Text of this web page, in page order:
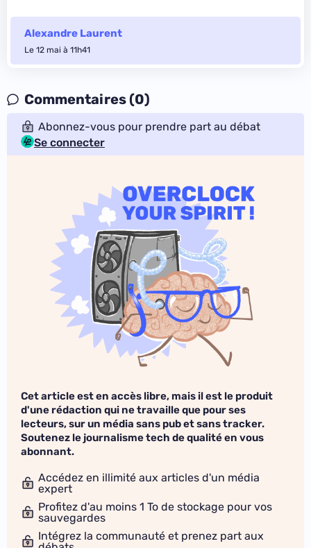
Alexandre Laurent
Le 12 mai à 11h41
Commentaires (0)
Abonnez-vous pour prendre part au débat
Se connecter
Cet article est en accès libre, mais il est le produit
d'une rédaction qui ne travaille que pour ses
lecteurs, sur un média sans pub et sans tracker.
Soutenez le journalisme tech de qualité en vous
abonnant.
Accédez en illimité aux articles d'un média
expert
Profitez d'au moins 1 To de stockage pour vos
sauvegardes
Intégrez la communauté et prenez part aux